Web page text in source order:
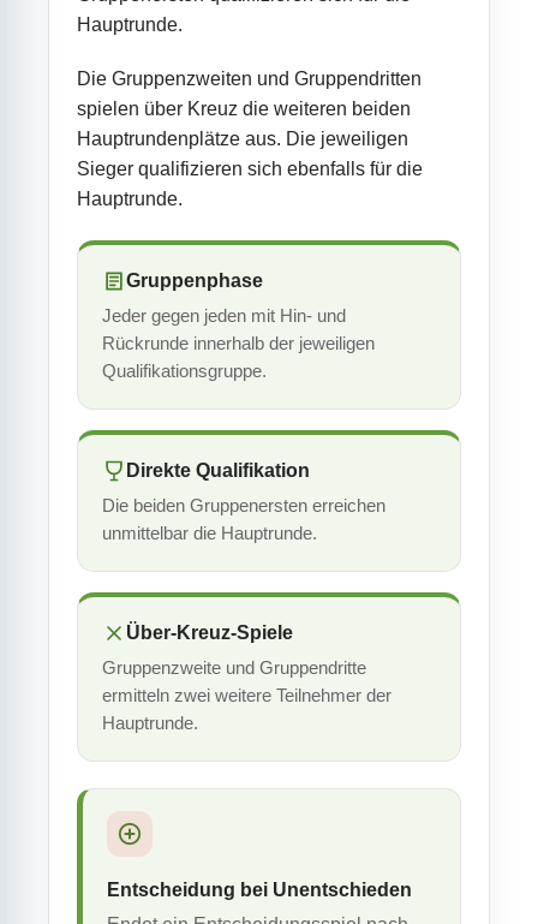
Hauptrunde.
Die Gruppenzweiten und Gruppendritten
spielen über Kreuz die weiteren beiden
Hauptrundenplätze aus. Die jeweiligen
Sieger qualifizieren sich ebenfalls für die
Hauptrunde.
Gruppenphase
Jeder gegen jeden mit Hin- und
Rückrunde innerhalb der jeweiligen
Qualifikationsgruppe.
Direkte Qualifikation
Die beiden Gruppenersten erreichen
unmittelbar die Hauptrunde.
Über-Kreuz-Spiele
Gruppenzweite und Gruppendritte
ermitteln zwei weitere Teilnehmer der
Hauptrunde.
Entscheidung bei Unentschieden